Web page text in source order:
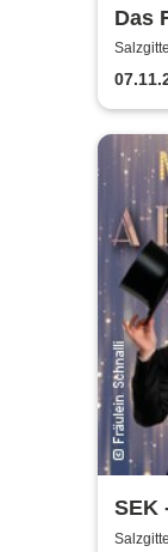
Das
SEK